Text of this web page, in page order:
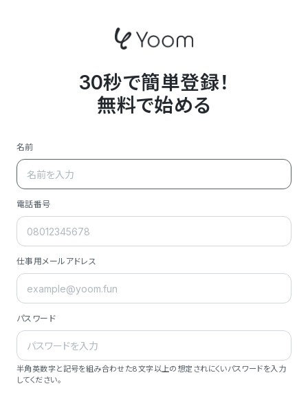
30秒で簡単登録！
無料で始める
名前
電話番号
仕事用メールアドレス
パスワード
半角英数字と記号を組み合わせた8文字以上の想定されにくいパスワードを入力
してください。